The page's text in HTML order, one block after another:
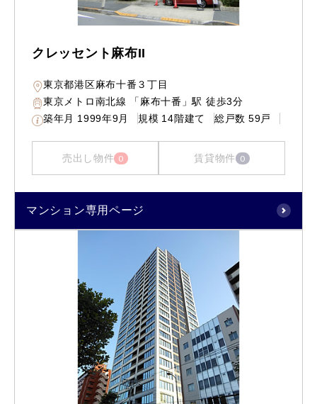
クレッセント麻布II
東京都港区麻布十番３丁目
東京メトロ南北線 「麻布十番」駅 徒歩3分
築年月 1999年9月 規模 14階建て 総戸数 59戸
売出し物件 0 賃貸物件 0
マンション専用ページ